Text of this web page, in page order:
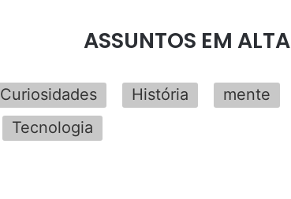
ASSUNTOS EM ALTA
Curiosidades História mente
Tecnologia